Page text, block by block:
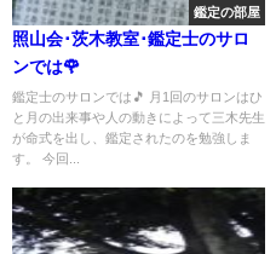
鑑定の部屋
照山会･茨木教室･鑑定士のサロ
ンでは🌹
鑑定士のサロンでは🎵 月1回のサロンはひ
と月の出来事や人の動きによって三木先生
が命式を出し、鑑定されたのを勉強しま
す。 今回...